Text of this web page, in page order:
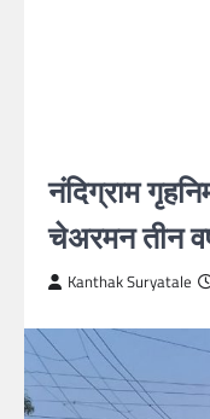
नंदिग्राम
चेअरमन तीन
Kanthak Suryatale